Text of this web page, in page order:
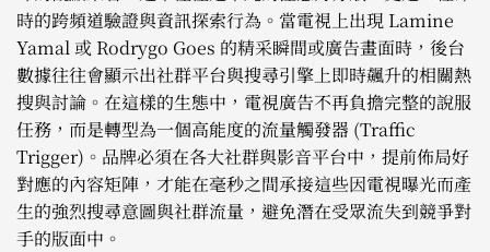
時的跨頻道驗證與資訊探索行為。當電視上出現 Lamine
Yamal 或 Rodrygo Goes 的精采瞬間或廣告畫面時，後台
數據往往會顯示出社群平台與搜尋引擎上即時飆升的相關熱
搜與討論。在這樣的生態中，電視廣告不再負擔完整的說服
任務，而是轉型為一個高能度的流量觸發器 (Traffic
Trigger)。品牌必須在各大社群與影音平台中，提前佈局好
對應的內容矩陣，才能在毫秒之間承接這些因電視曝光而產
生的強烈搜尋意圖與社群流量，避免潛在受眾流失到競爭對
手的版面中。